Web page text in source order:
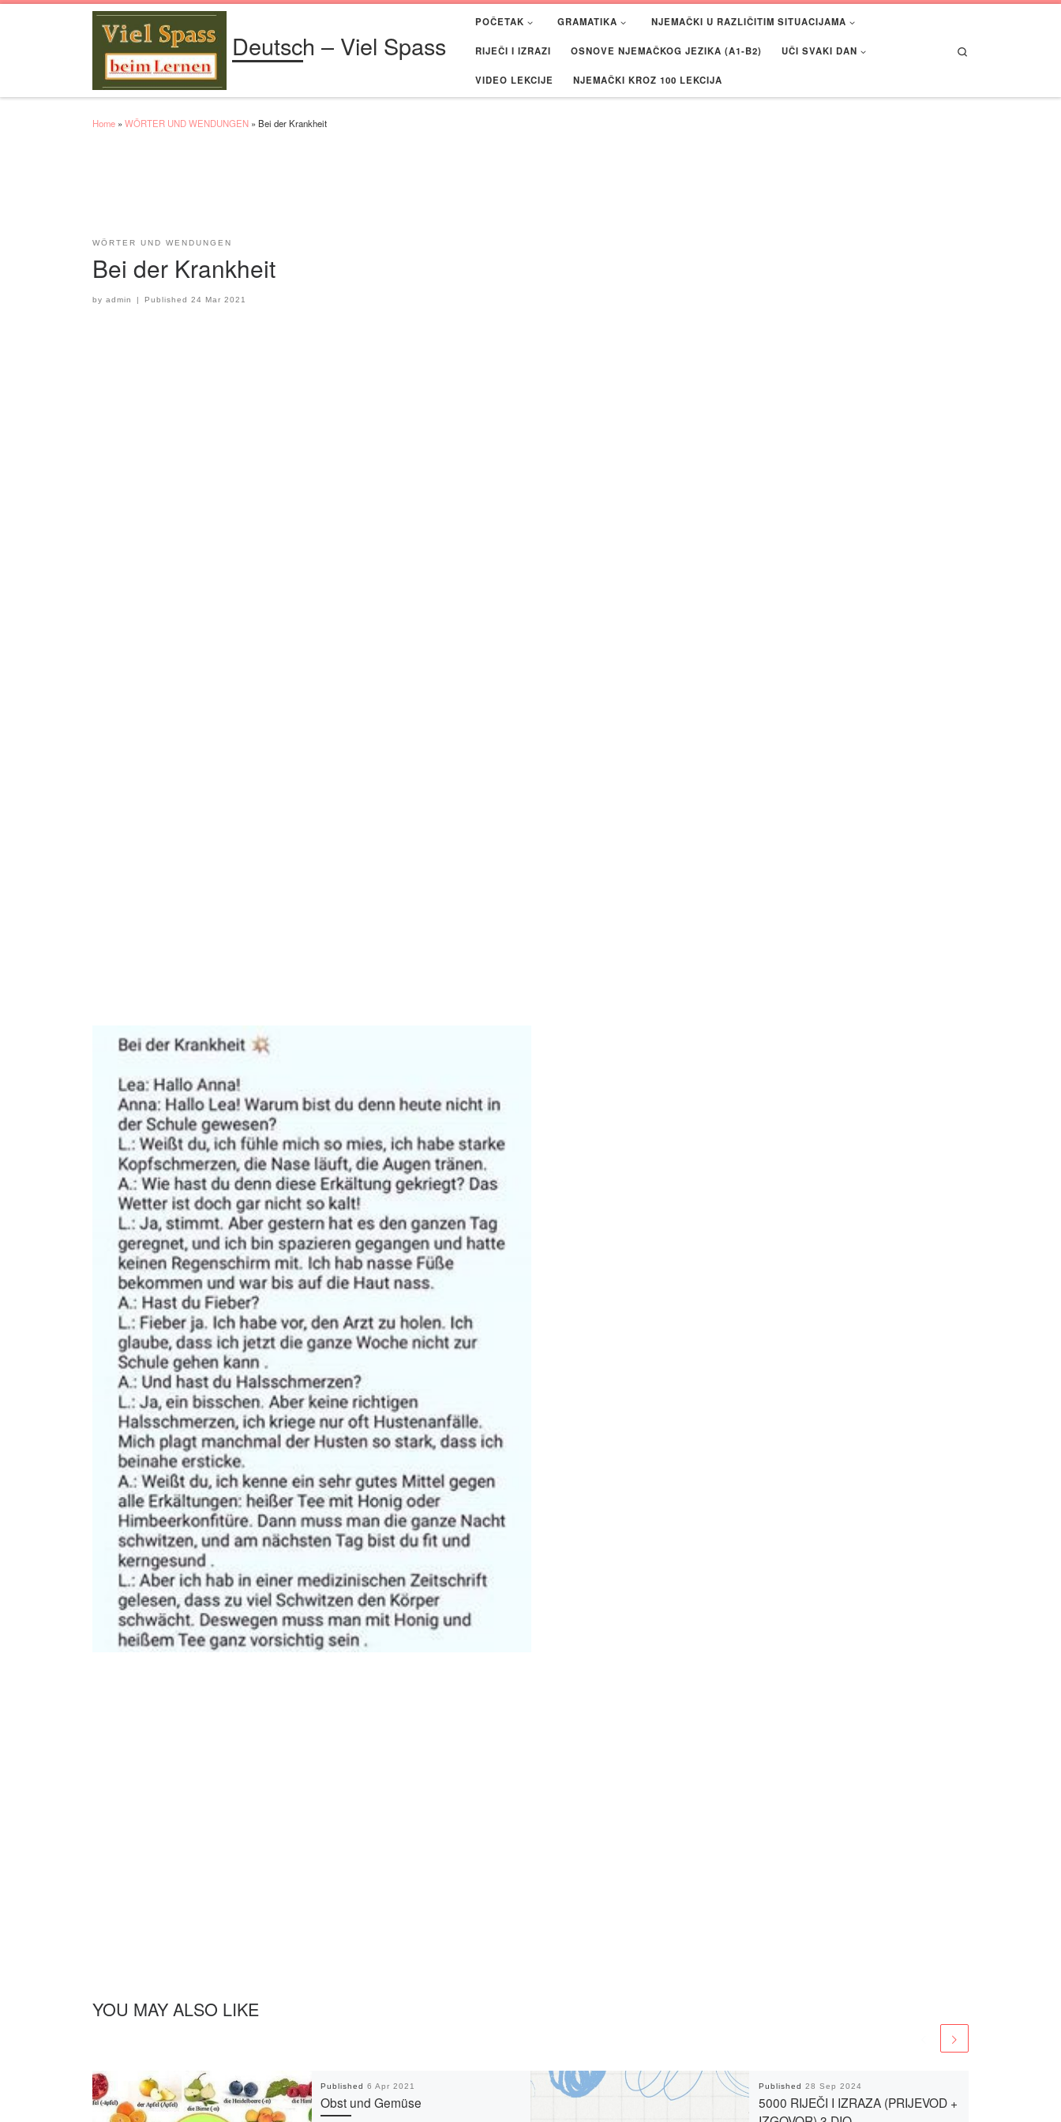
Deutsch – Viel Spass
POČETAK GRAMATIKA NJEMAČKI U RAZLIČITIM SITUACIJAMA
RIJEČI I IZRAZI OSNOVE NJEMAČKOG JEZIKA (A1-B2) UČI SVAKI DAN
VIDEO LEKCIJE NJEMAČKI KROZ 100 LEKCIJA
Home » WÖRTER UND WENDUNGEN » Bei der Krankheit
WÖRTER UND WENDUNGEN
Bei der Krankheit
by admin | Published24 Mar 2021
YOU MAY ALSO LIKE
Published 6 Apr 2021
Obst und Gemüse
Published 28 Sep 2024
5000 RIJEČI I IZRAZA (PRIJEVOD +